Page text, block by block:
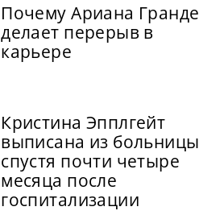
Почему Ариана Гранде
делает перерыв в
карьере
Кристина Эпплгейт
выписана из больницы
спустя почти четыре
месяца после
госпитализации